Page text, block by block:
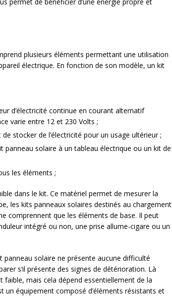
plusieurs éléments permettant une utilisation
électrique. En fonction de son modèle, un kit
d’électricité continue en courant alternatif
varie entre 12 et 230 Volts ;
stocker de l’électricité pour un usage ultérieur ;
panneau solaire à un tableau électrique ou un kit de
les éléments ;
dans le kit. Ce matériel permet de mesurer la
les kits panneaux solaires destinés au chargement
comprennent que les éléments de base. Il peut
intégré ou non, une prise allume-cigare ou un
panneau solaire ne présente aucune difficulté
s’il présente des signes de détérioration. Là
mais cela dépend essentiellement de la
un équipement composé d’éléments résistants et